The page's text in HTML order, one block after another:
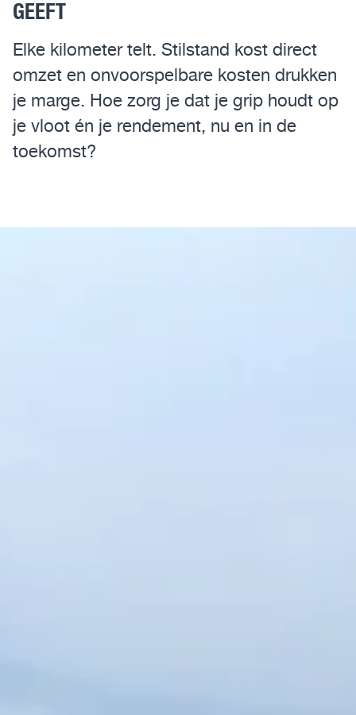
MAN Werkplaatsen
MAN Smart Tacho
GEEFT
Elke kilometer telt. Stilstand kost direct
omzet en onvoorspelbare kosten drukken
je marge. Hoe zorg je dat je grip houdt op
je vloot én je rendement, nu en in de
toekomst?